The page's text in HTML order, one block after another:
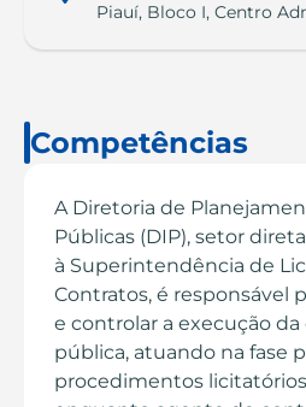
Piauí, Bloco I, Centro
Competências
A Diretoria de
Públicas (DIP), setor
à Superintendência de
Contratos, é responsável
e controlar a execução
pública, atuando na fase
procedimentos